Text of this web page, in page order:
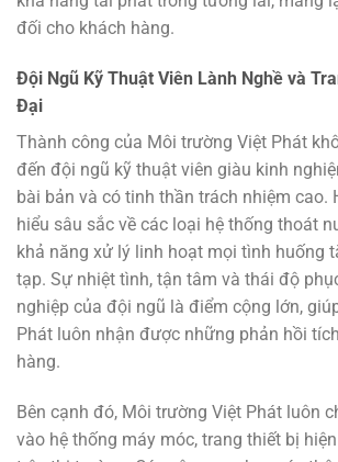
đối cho khách hàng.
Đội Ngũ Kỹ Thuật Viên Lành Nghề và
Đại
Thành công của Môi trường Việt Phát
đến đội ngũ kỹ thuật viên giàu kinh
bài bản và có tinh thần trách nhiệm cao.
hiểu sâu sắc về các loại hệ thống thoát
khả năng xử lý linh hoạt mọi tình huống
tạp. Sự nhiệt tình, tận tâm và thái độ
nghiệp của đội ngũ là điểm cộng lớn,
Phát luôn nhận được những phản hồi
hàng.
Bên cạnh đó, Môi trường Việt Phát luôn
vào hệ thống máy móc, trang thiết bị